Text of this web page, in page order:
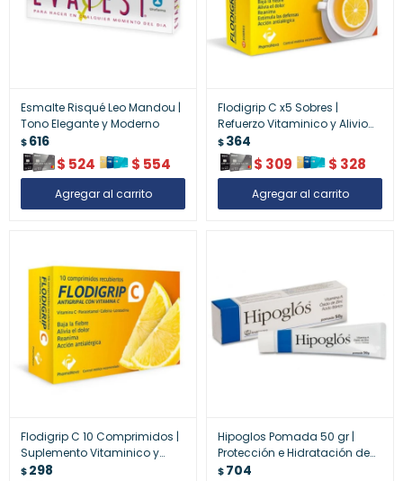
Esmalte Risqué Leo Mandou |
Tono Elegante y Moderno
$616
$ 524 $ 554
Flodigrip C x5 Sobres |
Refuerzo Vitaminico y Alivio
de Síntomas de Resfrío
$364
$ 309 $ 328
Flodigrip C 10 Comprimidos |
Suplemento Vitaminico y
Alivio de Resfrío
$298
Hipoglos Pomada 50 gr |
Protección e Hidratación de
la Piel del Bebé
$704